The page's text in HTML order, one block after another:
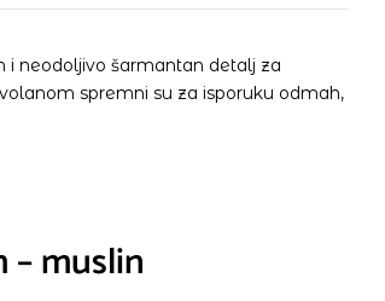
i neodoljivo šarmantan detalj za
spremni su za isporuku odmah,
muslin